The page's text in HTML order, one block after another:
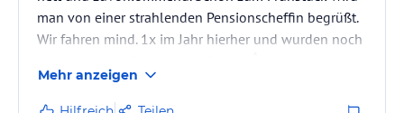
man von einer strahlenden Pensionscheffin begrüßt.
Wir fahren mind. 1x im Jahr hierher und wurden noch
Mehr anzeigen